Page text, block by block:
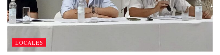
LOCALES